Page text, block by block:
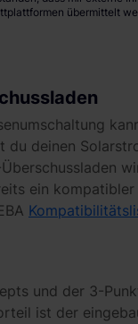
übermittelt
du deinen
ein
und der 3-
ist der